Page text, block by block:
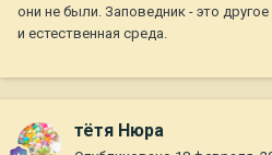
они не были. Заповедник - это
и естественная среда.
тётя Нюра